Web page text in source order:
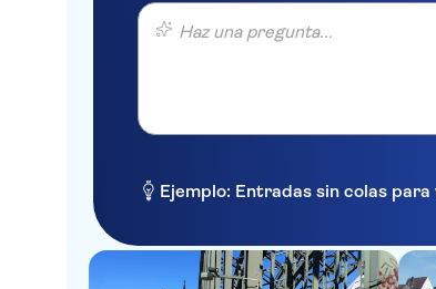
Haz una pregunta...
Ejemplo: Entradas sin colas